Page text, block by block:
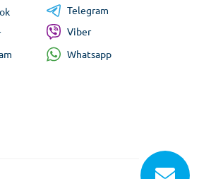
Telegram
Viber
Whatsapp